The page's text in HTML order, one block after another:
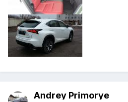
Andrey Primorye